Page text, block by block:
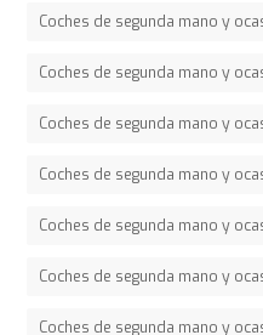
Coches de segunda mano y
Coches de segunda mano y
Coches de segunda mano y
Coches de segunda mano y
Coches de segunda mano y
Coches de segunda mano y
Coches de segunda mano y